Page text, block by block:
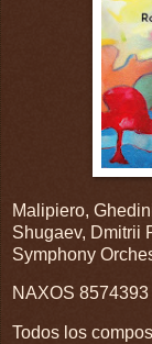
Malipiero,
Shugaev, Dmitrii
Symphony
NAXOS 8574393
Todos los